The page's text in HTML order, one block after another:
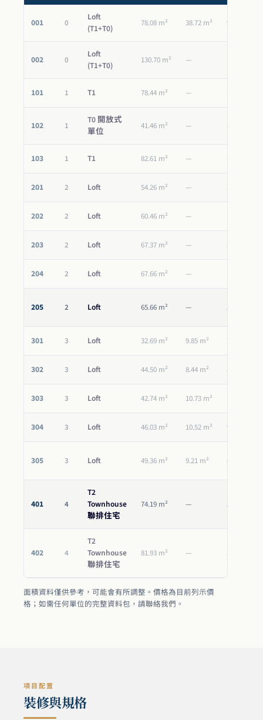
001 0
Loft
(T1+T0)
78.08 m² 38.72 m² 9.32 m²
002 0
Loft
(T1+T0)
130.70 m² —
101 1 T1 78.44 m² — —
102 1
T0 開放式
單位
41.46 m² — —
103 1 T1 82.61 m² — —
201 2 Loft 54.26 m² — 56.88 m²
202 2 Loft 60.46 m² —
203 2 Loft 67.37 m² — 2.51 m²
204 2 Loft 67.66 m² —
205 2 Loft 65.66 m² — 51.35 m²
301 3 Loft 32.69 m² 9.85 m² 7.00 m²
302 3 Loft 44.50 m² 8.44 m² 8.26 m²
303 3 Loft 42.74 m² 10.73 m²
304 3 Loft 46.03 m² 10.52 m² 9.83 m²
305 3 Loft 49.36 m² 9.21 m² 6.10 m²
401 4
T2
Townhouse
聯排住宅
74.19 m² — 39.15 m²
402 4
T2
Townhouse
聯排住宅
81.93 m² — 36.82 m²
面積資料僅供參考，可能會有所調整。價格為目前列示價
格；如需任何單位的完整資料包，請聯絡我們。
項目配置
裝修與規格